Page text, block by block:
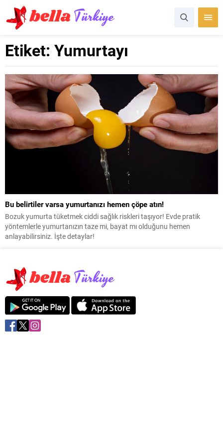
Etiket: Yumurtayı
Bu belirtiler varsa yumurtanızı hemen çöpe atın!
Bozuk yumurta tüketmek ciddi sağlık riskleri taşıyor! Evde pratik
yöntemlerle yumurtanızın taze mi, bayat mı olduğunu hemen
anlayabilirsiniz. İşte detaylar!